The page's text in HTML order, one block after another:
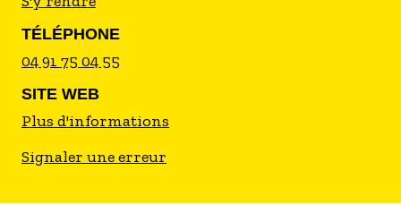
TÉLÉPHONE
04 91 75 04 55
SITE WEB
Plus d'informations
Signaler une erreur